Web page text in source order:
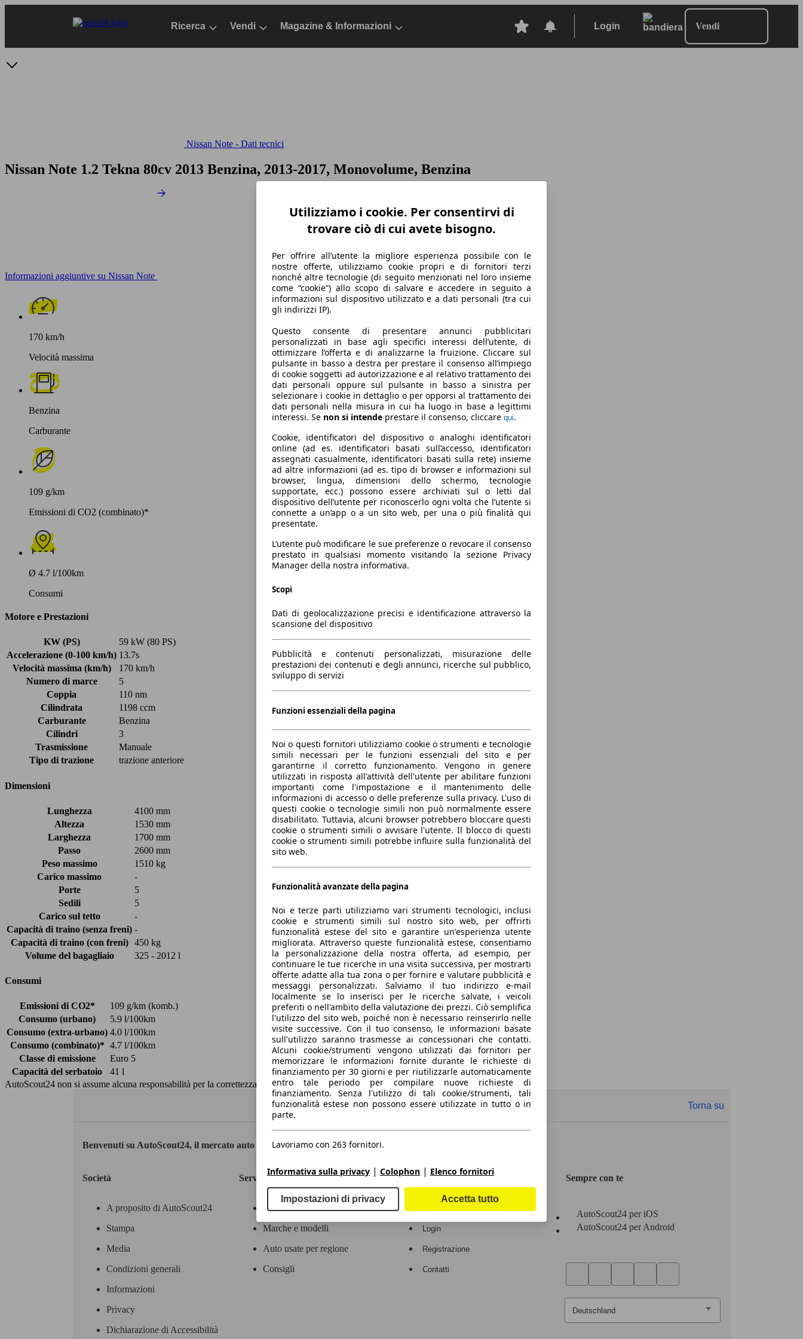
Ricerca Vendi Magazine & Informazioni Login Vendi
Nissan Note - Dati tecnici
Nissan Note 1.2 Tekna 80cv 2013 Benzina, 2013-2017, Monovolume, Benzina
Informazioni aggiuntive su Nissan Note
170 km/h
Velocità massima
Benzina
Carburante
109 g/km
Emissioni di CO2 (combinato)*
Ø 4.7 l/100km
Consumi
Motore e Prestazioni
KW (PS)
59 kW (80 PS)
Accelerazione (0-100 km/h) 13.7s
Velocità massima (km/h)
170 km/h
Numero di marce
5
Coppia
110 nm
Cilindrata
1198 ccm
Carburante
Benzina
Cilindri
3
Trasmissione
Manuale
Tipo di trazione
trazione anteriore
Dimensioni
Lunghezza
4100 mm
Altezza
1530 mm
Larghezza
1700 mm
Passo
2600 mm
Peso massimo
1510 kg
Carico massimo
-
Porte
5
Sedili
5
Carico sul tetto
-
Capacità di traino (senza freni) -
Capacità di traino (con freni)
450 kg
Volume del bagagliaio
325 - 2012 l
Consumi
Emissioni di CO2*
109 g/km (komb.)
Consumo (urbano)
5.9 l/100km
Consumo (extra-urbano) 4.0 l/100km
Consumo (combinato)* 4.7 l/100km
Classe di emissione
Euro 5
Capacità del serbatoio
41 l
AutoScout24 non si assume alcuna responsabilità per la correttezza dei dati.
Torna su
Benvenuti su AutoScout24, il mercato auto europeo.
Società
A proposito di AutoScout24
Stampa
Media
Condizioni generali
Informazioni
Privacy
Dichiarazione di Accessibilità
Servizi
Contatti
Marche e modelli
Auto usate per regione
Consigli
Area rivenditori
Login
Registrazione
Contatti
Sempre con te
AutoScout24 per iOS
AutoScout24 per Android
Utilizziamo i cookie. Per consentirvi di
trovare ciò di cui avete bisogno.
Per offrire all’utente la migliore esperienza possibile con le
nostre offerte, utilizziamo cookie propri e di fornitori terzi
nonché altre tecnologie (di seguito menzionati nel loro insieme
come “cookie”) allo scopo di salvare e accedere in seguito a
informazioni sul dispositivo utilizzato e a dati personali (tra cui
gli indirizzi IP).
Questo consente di presentare annunci pubblicitari
personalizzati in base agli specifici interessi dell’utente, di
ottimizzare l’offerta e di analizzarne la fruizione. Cliccare sul
pulsante in basso a destra per prestare il consenso all’impiego
di cookie soggetti ad autorizzazione e al relativo trattamento dei
dati personali oppure sul pulsante in basso a sinistra per
selezionare i cookie in dettaglio o per opporsi al trattamento dei
dati personali nella misura in cui ha luogo in base a legittimi
interessi. Se non si intende prestare il consenso, cliccare qui.
Cookie, identificatori del dispositivo o analoghi identificatori
online (ad es. identificatori basati sull’accesso, identificatori
assegnati casualmente, identificatori basati sulla rete) insieme
ad altre informazioni (ad es. tipo di browser e informazioni sul
browser, lingua, dimensioni dello schermo, tecnologie
supportate, ecc.) possono essere archiviati sul o letti dal
dispositivo dell’utente per riconoscerlo ogni volta che l’utente si
connette a un’app o a un sito web, per una o più finalità qui
presentate.
L’utente può modificare le sue preferenze o revocare il consenso
prestato in qualsiasi momento visitando la sezione Privacy
Manager della nostra informativa.
Scopi
Dati di geolocalizzazione precisi e identificazione attraverso la
scansione del dispositivo
Pubblicità e contenuti personalizzati, misurazione delle
prestazioni dei contenuti e degli annunci, ricerche sul pubblico,
sviluppo di servizi
Funzioni essenziali della pagina
Noi o questi fornitori utilizziamo cookie o strumenti e tecnologie
simili necessari per le funzioni essenziali del sito e per
garantirne il corretto funzionamento. Vengono in genere
utilizzati in risposta all'attività dell'utente per abilitare funzioni
importanti come l'impostazione e il mantenimento delle
informazioni di accesso o delle preferenze sulla privacy. L'uso di
questi cookie o tecnologie simili non può normalmente essere
disabilitato. Tuttavia, alcuni browser potrebbero bloccare questi
cookie o strumenti simili o avvisare l'utente. Il blocco di questi
cookie o strumenti simili potrebbe influire sulla funzionalità del
sito web.
Funzionalità avanzate della pagina
Noi e terze parti utilizziamo vari strumenti tecnologici, inclusi
cookie e strumenti simili sul nostro sito web, per offrirti
funzionalità estese del sito e garantire un'esperienza utente
migliorata. Attraverso queste funzionalità estese, consentiamo
la personalizzazione della nostra offerta, ad esempio, per
continuare le tue ricerche in una visita successiva, per mostrarti
offerte adatte alla tua zona o per fornire e valutare pubblicità e
messaggi personalizzati. Salviamo il tuo indirizzo e-mail
localmente se lo inserisci per le ricerche salvate, i veicoli
preferiti o nell'ambito della valutazione dei prezzi. Ciò semplifica
l'utilizzo del sito web, poiché non è necessario reinserirlo nelle
visite successive. Con il tuo consenso, le informazioni basate
sull'utilizzo saranno trasmesse ai concessionari che contatti.
Alcuni cookie/strumenti vengono utilizzati dai fornitori per
memorizzare le informazioni fornite durante le richieste di
finanziamento per 30 giorni e per riutilizzarle automaticamente
entro tale periodo per compilare nuove richieste di
finanziamento. Senza l'utilizzo di tali cookie/strumenti, tali
funzionalità estese non possono essere utilizzate in tutto o in
parte.
Lavoriamo con 263 fornitori.
Informativa sulla privacy | Colophon | Elenco fornitori
Impostazioni di privacy Accetta tutto